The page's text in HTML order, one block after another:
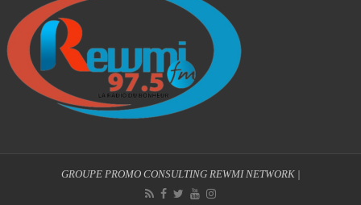
GROUPE PROMO CONSULTING REWMI NETWORK|